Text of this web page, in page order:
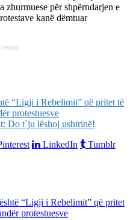
zhurmuese për shpërndarjen e
kanë dëmtuar
“Ligji i Rebelimit” që pritet të
protestuesve
Do t`ju lëshoj ushtrinë!
LinkedIn
Tumblr